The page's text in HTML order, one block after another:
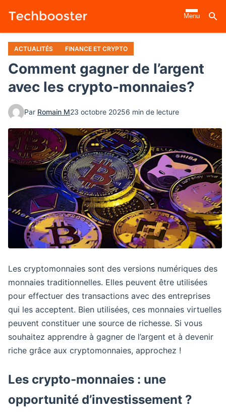
contenu
principal
Menu
ACTUALITÉS FINANCE ET CRYPTO
Comment gagner de l’argent
avec les crypto-monnaies?
Par Romain M23 octobre 20256 min de lecture
Les cryptomonnaies sont des versions numériques des
monnaies traditionnelles. Elles peuvent être utilisées
pour effectuer des transactions avec des entreprises
qui les acceptent. Bien utilisées, ces monnaies virtuelles
peuvent constituer une source de richesse. Si vous
souhaitez apprendre à gagner de l’argent et à devenir
riche grâce aux cryptomonnaies, approchez !
Les crypto-monnaies : une
opportunité d’investissement ?